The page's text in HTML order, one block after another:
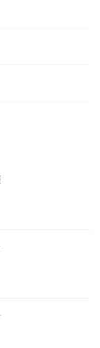
e Meio
da coleta
da reciclagem